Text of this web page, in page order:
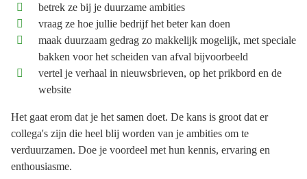
betrek ze bij je duurzame ambities
vraag ze hoe jullie bedrijf het beter kan doen
maak duurzaam gedrag zo makkelijk mogelijk, met speciale
bakken voor het scheiden van afval bijvoorbeeld
vertel je verhaal in nieuwsbrieven, op het prikbord en de
website
Het gaat erom dat je het samen doet. De kans is groot dat er
collega's zijn die heel blij worden van je ambities om te
verduurzamen. Doe je voordeel met hun kennis, ervaring en
enthousiasme.